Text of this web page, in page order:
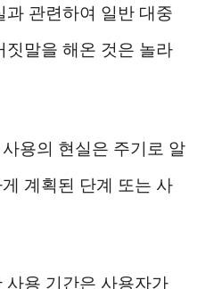
관련하여 일반 대중
말을 해온 것은 놀라
용의 현실은 주기로 알
계획된 단계 또는 사
용 기간은 사용자가